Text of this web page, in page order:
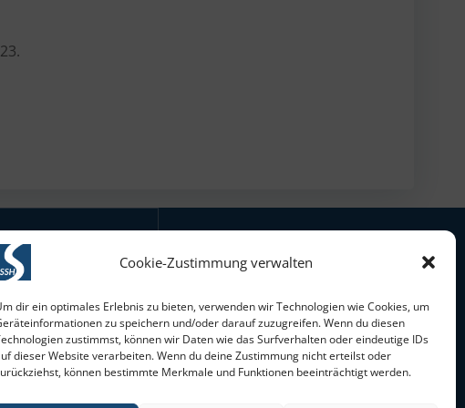
Cookie-Zustimmung verwalten
dir ein optimales Erlebnis zu bieten, verwenden wir Technologien wie Cookies, um
zu speichern und/oder darauf zuzugreifen. Wenn du diesen
zustimmst, können wir Daten wie das Surfverhalten oder eindeutige IDs
dieser Website verarbeiten. Wenn du deine Zustimmung nicht erteilst oder
können bestimmte Merkmale und Funktionen beeinträchtigt werden.
73 94 - 40
Unterstützung des